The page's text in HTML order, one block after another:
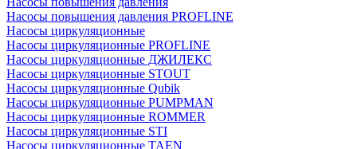
Насосы повышения давления PROFLINE
Насосы циркуляционные
Насосы циркуляционные PROFLINE
Насосы циркуляционные ДЖИЛЕКС
Насосы циркуляционные STOUT
Насосы циркуляционные Qubik
Насосы циркуляционные PUMPMAN
Насосы циркуляционные ROMMER
Насосы циркуляционные STI
Насосы циркуляционные TAEN